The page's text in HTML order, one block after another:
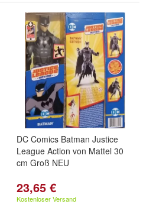
DC Comics Batman Justice
League Action von Mattel 30
cm Groß NEU
23,65 €
Kostenloser Versand